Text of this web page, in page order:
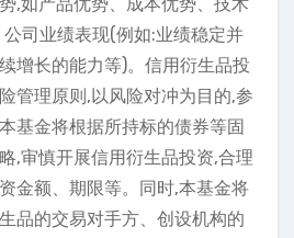
司业绩表现(例如:业绩稳定并
增长的能力等)。信用衍生品投
管理原则,以风险对冲为目的,参
基金将根据所持标的债券等固
,审慎开展信用衍生品投资,合理
金额、期限等。同时,本基金将
品的交易对手方、创设机构的